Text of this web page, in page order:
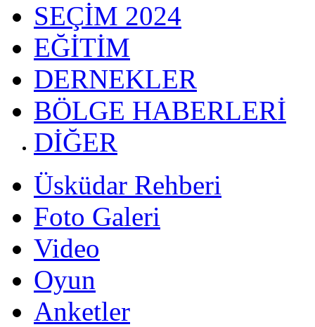
SEÇİM 2024
EĞİTİM
DERNEKLER
BÖLGE HABERLERİ
DİĞER
Üsküdar Rehberi
Foto Galeri
Video
Oyun
Anketler